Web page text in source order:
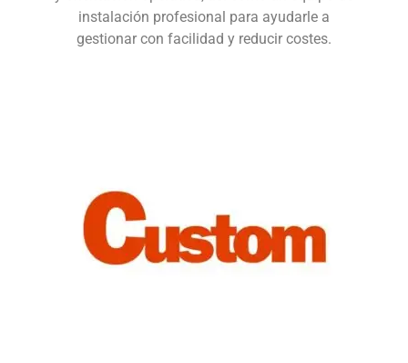
instalación profesional para ayudarle a
gestionar con facilidad y reducir costes.